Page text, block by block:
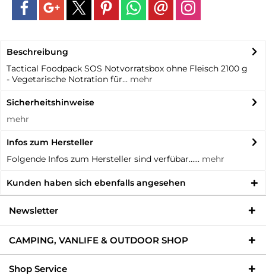
Beschreibung
Tactical Foodpack SOS Notvorratsbox ohne Fleisch 2100 g
- Vegetarische Notration für... mehr
Sicherheitshinweise
mehr
Infos zum Hersteller
Folgende Infos zum Hersteller sind verfübar...... mehr
Kunden haben sich ebenfalls angesehen
Newsletter
CAMPING, VANLIFE & OUTDOOR SHOP
Shop Service